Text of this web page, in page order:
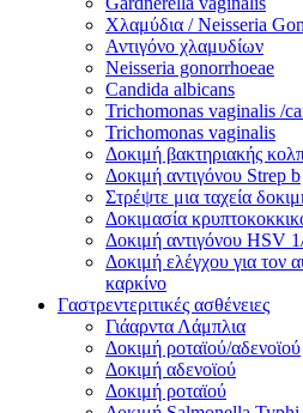
Χλαμύδια / Neisseria
Αντιγόνο χλαμυδίων
Neisseria gonorrhoeae
Candida albicans
Trichomonas vaginalis /
Trichomonas vaginalis
Δοκιμή βακτηριακής
Δοκιμή αντιγόνου Strep b
Στρέψτε μια ταχεία
Δοκιμασία
Δοκιμή αντιγόνου HSV
Δοκιμή ελέγχου για τον
καρκίνο
Γαστρεντεριτικές ασθένειες
Γιάαρντα Λάμπλια
Δοκιμή ροταϊού/αδενοϊού
Δοκιμή αδενοϊού
Δοκιμή ροταϊού